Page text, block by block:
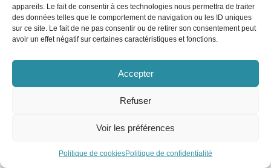
appareils. Le fait de consentir à ces technologies nous permettra de traiter
des données telles que le comportement de navigation ou les ID uniques
sur ce site. Le fait de ne pas consentir ou de retirer son consentement peut
avoir un effet négatif sur certaines caractéristiques et fonctions.
Accepter
Refuser
Voir les préférences
Politique de cookiesPolitique de confidentialité
H/F
RATP Cap Île-de-France
Team Emploi